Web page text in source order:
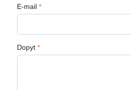
E-mail *
Dopyt *